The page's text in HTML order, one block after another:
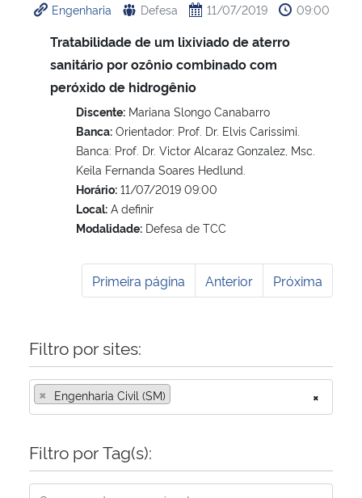
Engenharia Defesa 11/07/2019 09:00
Tratabilidade de um lixiviado de aterro
sanitário por ozônio combinado com
peróxido de hidrogênio
Discente: Mariana Slongo Canabarro
Banca: Orientador: Prof. Dr. Elvis Carissimi.
Banca: Prof. Dr. Victor Alcaraz Gonzalez, Msc.
Keila Fernanda Soares Hedlund.
Horário: 11/07/2019 09:00
Local: A definir
Modalidade: Defesa de TCC
Primeira página Anterior Próxima
Filtro por sites:
×
× Engenharia Civil (SM)
Filtro por Tag(s):